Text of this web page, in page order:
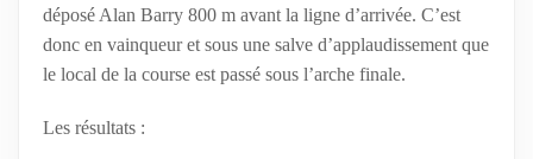
déposé Alan Barry 800 m avant la ligne d’arrivée. C’est
donc en vainqueur et sous une salve d’applaudissement que
le local de la course est passé sous l’arche finale.
Les résultats :